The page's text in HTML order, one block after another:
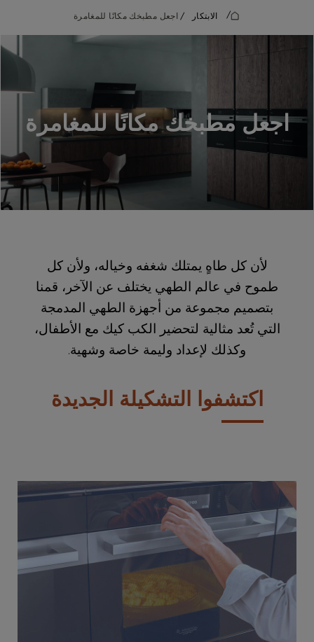
/ الابتكار / اجعل مطبخك مكانًا للمغامرة
اجعل مطبخك مكانًا للمغامرة
لأن كل طاهٍ يمتلك شغفه وخياله، ولأن كل
طموح في عالم الطهي يختلف عن الآخر، قمنا
بتصميم مجموعة من أجهزة الطهي المدمجة
التي تُعد مثالية لتحضير الكب كيك مع الأطفال،
وكذلك لإعداد وليمة خاصة وشهية.
اكتشفوا التشكيلة الجديدة